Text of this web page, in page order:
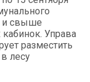
и свыше
Управа
разместить
лесу